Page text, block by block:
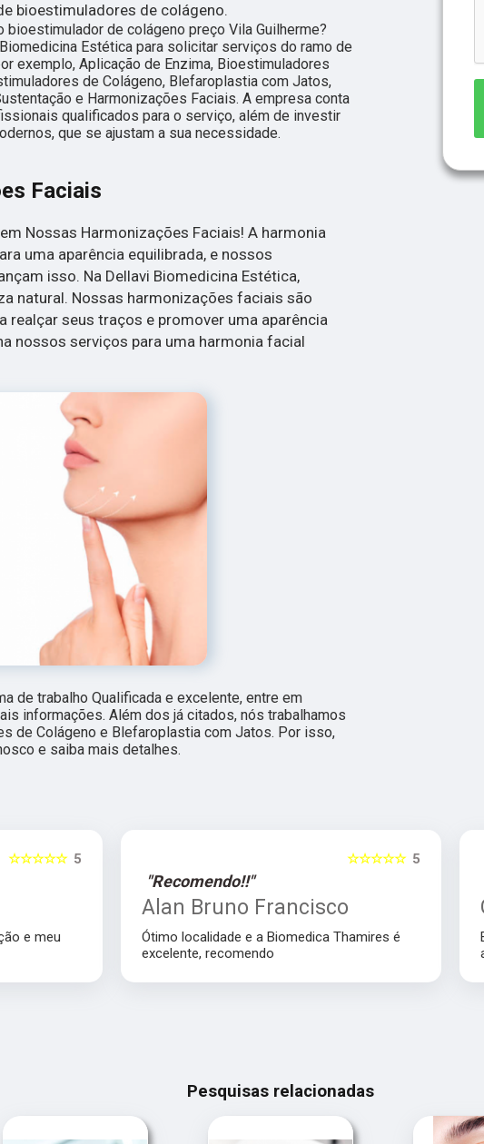
bioestimuladores de colágeno.
bioestimulador de colágeno preço Vila Guilherme?
Estética para solicitar serviços do ramo de
exemplo, Aplicação de Enzima, Bioestimuladores
de Colágeno, Blefaroplastia com Jatos,
e Harmonizações Faciais. A empresa conta
qualificados para o serviço, além de investir
que se ajustam a sua necessidade.
Faciais
Nossas Harmonizações Faciais! A harmonia
uma aparência equilibrada, e nossos
isso. Na Dellavi Biomedicina Estética,
natural. Nossas harmonizações faciais são
realçar seus traços e promover uma aparência
nossos serviços para uma harmonia facial
de trabalho Qualificada e excelente, entre em
informações. Além dos já citados, nós trabalhamos
de Colágeno e Blefaroplastia com Jatos. Por isso,
e saiba mais detalhes.
5
☆☆☆☆☆
e meu
5
☆☆☆☆☆
"Recomendo!!"
Alan Bruno Francisco
Ótimo localidade e a Biomedica Thamires é
excelente, recomendo
Pesquisas relacionadas